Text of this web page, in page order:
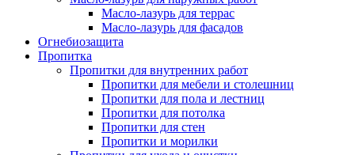
Масло-лазурь для террас
Масло-лазурь для фасадов
Огнебиозащита
Пропитка
Пропитки для внутренних работ
Пропитки для мебели и столешниц
Пропитки для пола и лестниц
Пропитки для потолка
Пропитки для стен
Пропитки и морилки